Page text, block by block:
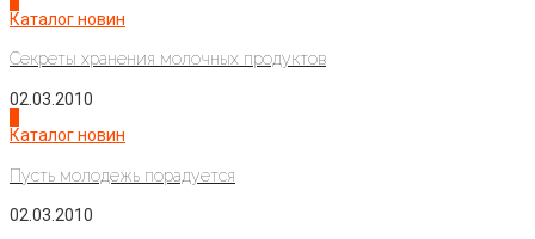
Каталог новин
Секреты хранения молочных продуктов
02.03.2010
Каталог новин
Пусть молодежь порадуется
02.03.2010